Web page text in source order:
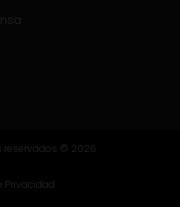
reservados © 2026
Privacidad